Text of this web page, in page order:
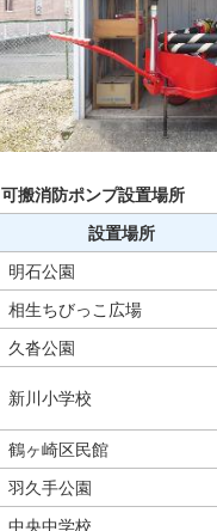
可搬消防ポンプ設置場所
設置場所
明石公園
相生ちびっこ広場
久沓公園
新川小学校
鶴ヶ崎区民館
羽久手公園
中央中学校